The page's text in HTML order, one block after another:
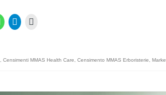
, Censimenti MMAS Health Care, Censimento MMAS Erboristerie,